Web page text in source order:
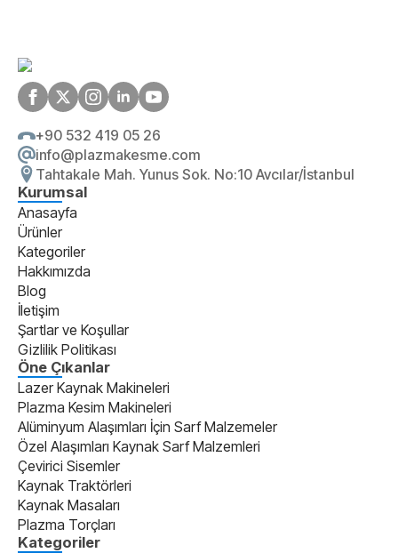
+90 532 419 05 26
info@plazmakesme.com
Tahtakale Mah. Yunus Sok. No:10 Avcılar/İstanbul
Kurumsal
Anasayfa
Ürünler
Kategoriler
Hakkımızda
Blog
İletişim
Şartlar ve Koşullar
Gizlilik Politikası
Öne Çıkanlar
Lazer Kaynak Makineleri
Plazma Kesim Makineleri
Alüminyum Alaşımları İçin Sarf Malzemeler
Özel Alaşımları Kaynak Sarf Malzemleri
Çevirici Sisemler
Kaynak Traktörleri
Kaynak Masaları
Plazma Torçları
Kategoriler